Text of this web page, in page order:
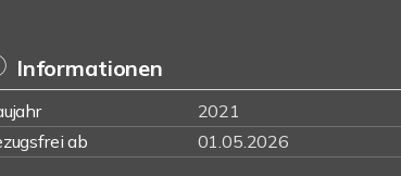
Informationen
2021
ab
01.05.2026